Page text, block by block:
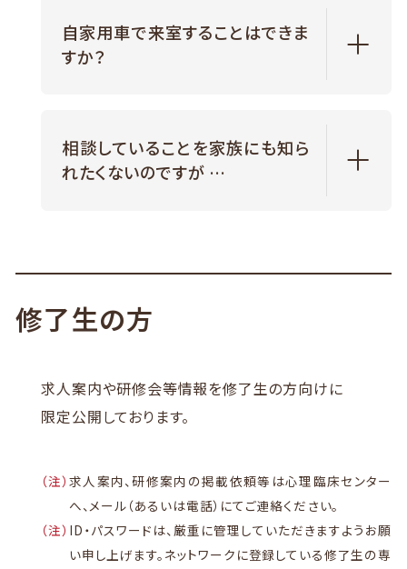
自家用車で来室することはできま
すか？
相談していることを家族にも知ら
れたくないのですが …
修了生の方
求人案内や研修会等情報を修了生の方向けに
限定公開しております。
（注） 求人案内、研修案内の掲載依頼等は心理臨床センター
へ、メール（あるいは電話）にてご連絡ください。
（注） ID・パスワードは、厳重に管理していただきますようお願
い申し上げます。 ネットワークに登録している修了生の専